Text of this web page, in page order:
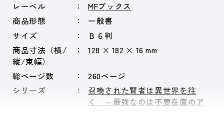
レーベル
MFブックス
商品形態
一般書
サイズ
Ｂ６判
商品寸法（横/
縦/束幅）
128 × 182 × 16 mm
総ページ数
260ページ
シリーズ
召喚された賢者は異世界を往
く ～最強なのは不要在庫のア